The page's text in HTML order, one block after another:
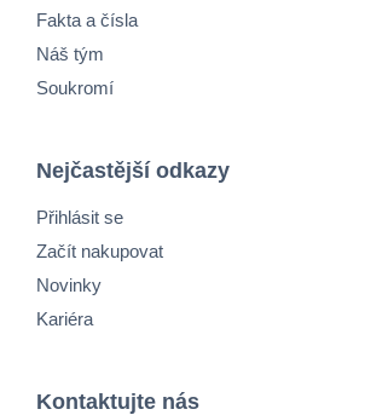
Fakta a čísla
Náš tým
Soukromí
Nejčastější odkazy
Přihlásit se
Začít nakupovat
Novinky
Kariéra
Kontaktujte nás